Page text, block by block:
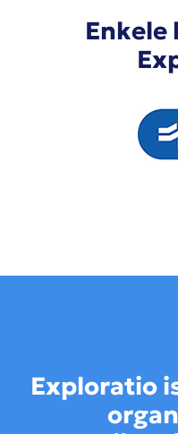
Enkele
Exploratio